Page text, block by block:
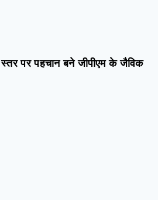
स्तर पर पहचान बने जीपीएम के जैविक